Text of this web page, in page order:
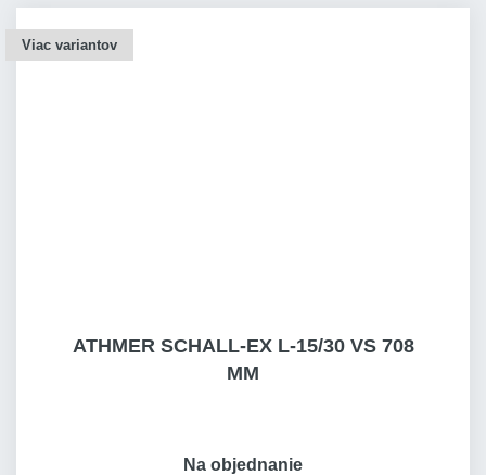
Viac variantov
ATHMER SCHALL-EX L-15/30 VS 708
MM
Na objednanie